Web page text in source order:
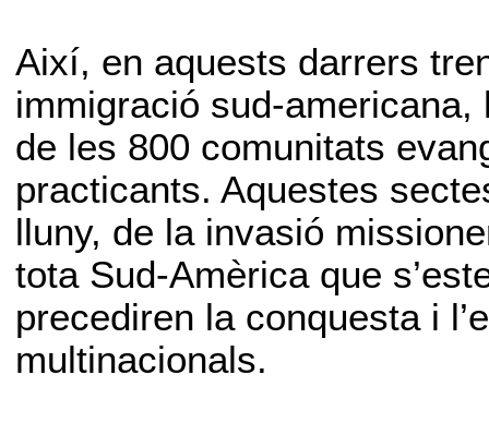
Així, en aquests darrers
immigració sud-
de les 800 comunitats
practicants. Aquestes
lluny, de la invasió
tota Sud-Amèrica que
precediren la conquesta i
multinacionals.